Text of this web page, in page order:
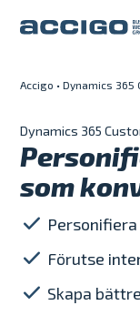
Plattformar
Kunskapsbank
Accigo •Dynamics 365
Dynamics 365
som
Förutse
Skapa